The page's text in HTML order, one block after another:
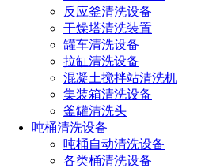
反应釜清洗设备
干燥塔清洗装置
罐车清洗设备
拉缸清洗设备
混凝土搅拌站清洗机
集装箱清洗设备
釜罐清洗头
吨桶清洗设备
吨桶自动清洗设备
各类桶清洗设备
4. 环保减排：通过采用水泥厂
大幅降低NOx排放，减少对环境的
三、水泥厂脱硝喷枪在环保生
随着环保意识的提高，越来越
枪技术降低NOx排放。在实际应用
产情况和环保要求，选择合适的脱
时，水泥厂还需要加强对脱硝喷枪
定、高效运行。